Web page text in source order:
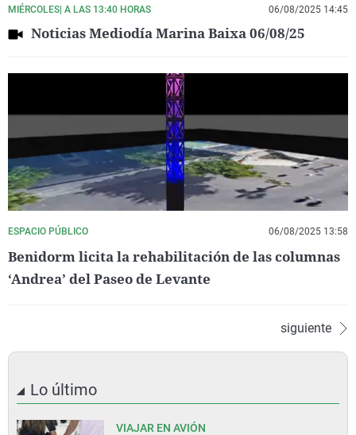
MIÉRCOLES| A LAS 13:40 HORAS 06/08/2025 14:45
Noticias Mediodía Marina Baixa 06/08/25
ESPACIO PÚBLICO 06/08/2025 13:58
Benidorm licita la rehabilitación de las columnas
‘Andrea’ del Paseo de Levante
siguiente
Lo último
VIAJAR EN AVIÓN